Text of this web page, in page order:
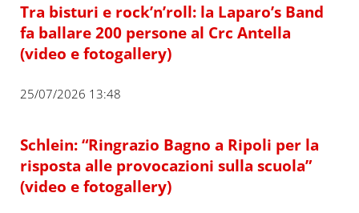
Tra bisturi e rock’n’roll: la Laparo’s Band
fa ballare 200 persone al Crc Antella
(video e fotogallery)
25/07/2026 13:48
Schlein: “Ringrazio Bagno a Ripoli per la
risposta alle provocazioni sulla scuola”
(video e fotogallery)